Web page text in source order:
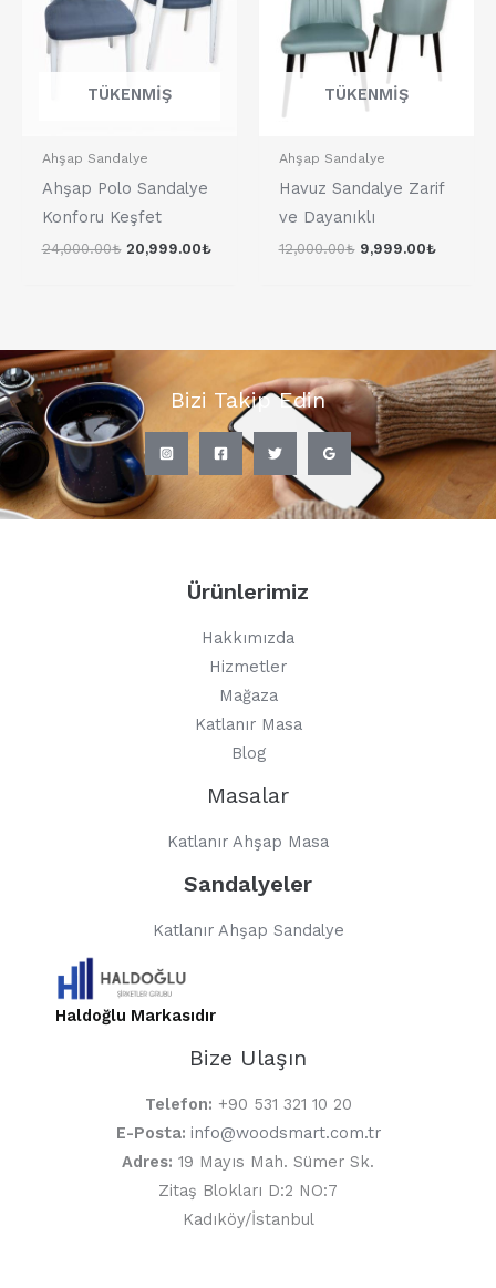
TÜKENMIŞ
Ahşap Sandalye
Ahşap Polo Sandalye
Konforu Keşfet
24,000.00₺ 20,999.00₺
TÜKENMIŞ
Ahşap Sandalye
Havuz Sandalye Zarif
ve Dayanıklı
12,000.00₺ 9,999.00₺
Bizi Takip Edin
Ürünlerimiz
Hakkımızda
Hizmetler
Mağaza
Katlanır Masa
Blog
Masalar
Katlanır Ahşap Masa
Sandalyeler
Katlanır Ahşap Sandalye
Haldoğlu Markasıdır
Bize Ulaşın
Telefon: +90 531 321 10 20
E-Posta: info@woodsmart.com.tr
Adres: 19 Mayıs Mah. Sümer Sk.
Zitaş Blokları D:2 NO:7
Kadıköy/İstanbul